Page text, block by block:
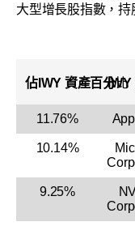
大型增長股指數，持
佔IWY 資產百分比
IWY
11.76%
10.14%
9.25%